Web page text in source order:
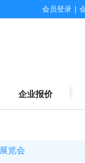
会员登录
企业报价
览会